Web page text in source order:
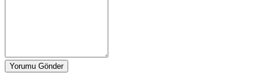
Yorumu Gönder